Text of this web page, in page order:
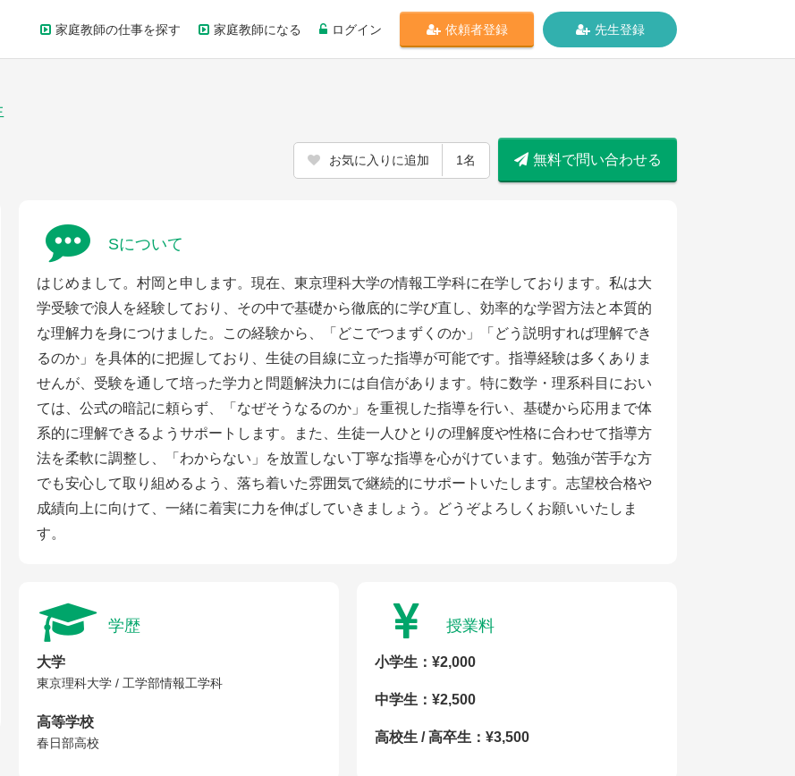
家庭教師の仕事を探す 家庭教師になる ログイン 依頼者登録 先生登録
お気に入りに追加 1名 無料で問い合わせる
Sについて
はじめまして。村岡と申します。現在、東京理科大学の情報工学科に在学しております。私は大
学受験で浪人を経験しており、その中で基礎から徹底的に学び直し、効率的な学習方法と本質的
な理解力を身につけました。この経験から、「どこでつまずくのか」「どう説明すれば理解でき
るのか」を具体的に把握しており、生徒の目線に立った指導が可能です。指導経験は多くありま
せんが、受験を通して培った学力と問題解決力には自信があります。特に数学・理系科目におい
ては、公式の暗記に頼らず、「なぜそうなるのか」を重視した指導を行い、基礎から応用まで体
系的に理解できるようサポートします。また、生徒一人ひとりの理解度や性格に合わせて指導方
法を柔軟に調整し、「わからない」を放置しない丁寧な指導を心がけています。勉強が苦手な方
でも安心して取り組めるよう、落ち着いた雰囲気で継続的にサポートいたします。志望校合格や
成績向上に向けて、一緒に着実に力を伸ばしていきましょう。どうぞよろしくお願いいたしま
す。
学歴
大学
東京理科大学 / 工学部情報工学科
高等学校
春日部高校
授業料
小学生：¥2,000
中学生：¥2,500
高校生 / 高卒生：¥3,500